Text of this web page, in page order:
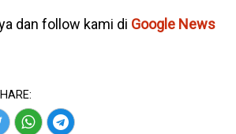
dan follow kami di Google News